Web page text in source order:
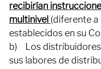
independientes no
recibirían
multinivel (diferente a
establecidos en su
b)    Los